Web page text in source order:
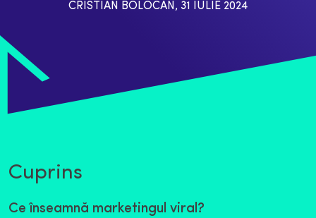
CRISTIAN BOLOCAN , 31 IULIE 2024
Cuprins
Ce înseamnă marketingul viral?